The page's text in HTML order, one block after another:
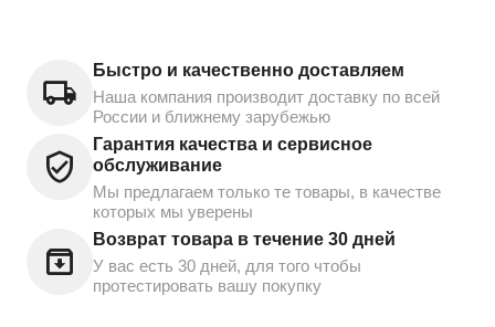
Быстро и качественно доставляем
Наша компания производит доставку по всей
России и ближнему зарубежью
Гарантия качества и сервисное
обслуживание
Мы предлагаем только те товары, в качестве
которых мы уверены
Возврат товара в течение 30 дней
У вас есть 30 дней, для того чтобы
протестировать вашу покупку